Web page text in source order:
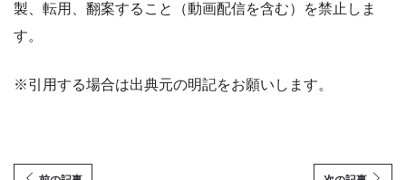
製、転用、翻案すること（動画配信を含む）を禁止しま
す。
※引用する場合は出典元の明記をお願いします。